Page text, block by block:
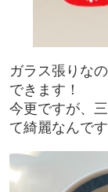
ガラス張りな
できます！
今更ですが、
て綺麗なんで